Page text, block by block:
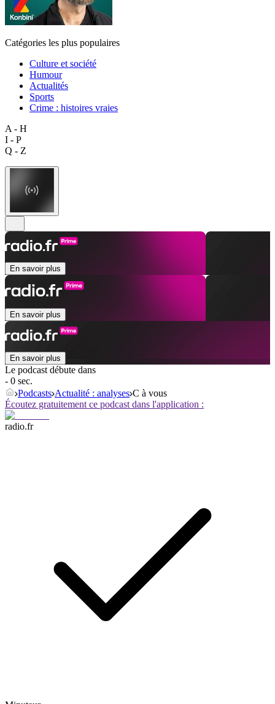
Catégories les plus populaires
Culture et société
Humour
Actualités
Sports
Crime : histoires vraies
A - H
I - P
Q - Z
En savoir plus
En savoir plus
En savoir plus
Le podcast débute dans
- 0 sec.
Podcasts Actualité : analyses C à vous
Écoutez gratuitement ce podcast dans l'application :
radio.fr